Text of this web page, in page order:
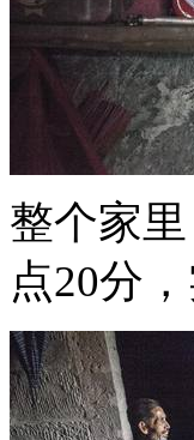
整个家
点20分